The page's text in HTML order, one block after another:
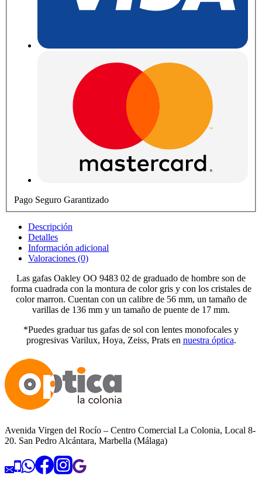
Pago Seguro Garantizado
Descripción
Detalles
Información adicional
Valoraciones (0)
Las gafas Oakley OO 9483 02 de graduado de hombre son de
forma cuadrada con la montura de color gris y con los cristales de
color marron. Cuentan con un calibre de 56 mm, un tamaño de
varillas de 136 mm y un tamaño de puente de 17 mm.
*Puedes graduar tus gafas de sol con lentes monofocales y
progresivas Varilux, Hoya, Zeiss, Prats en nuestra óptica.
Avenida Virgen del Rocío – Centro Comercial La Colonia, Local 8-
20. San Pedro Alcántara, Marbella (Málaga)